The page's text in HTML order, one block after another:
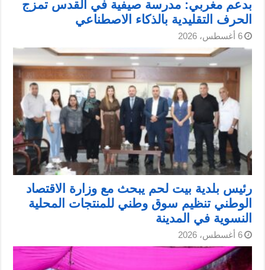
بدعم مغربي: مدرسة صيفية في القدس تمزج
الحرف التقليدية بالذكاء الاصطناعي
6 أغسطس، 2026
رئيس بلدية بيت لحم يبحث مع وزارة الاقتصاد
الوطني تنظيم سوق وطني للمنتجات المحلية
النسوية في المدينة
6 أغسطس، 2026